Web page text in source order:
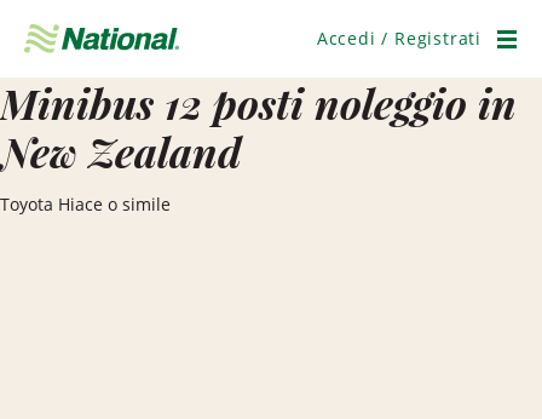
navigazione
Accedi / Registrati
Minibus 12 posti noleggio in
New Zealand
Toyota Hiace o simile